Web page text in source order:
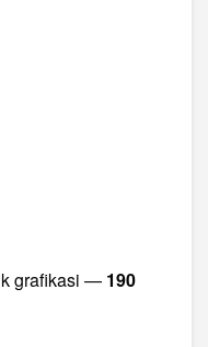
grafikasi — 190